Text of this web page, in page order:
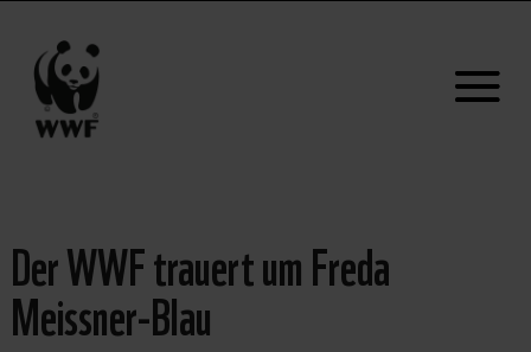
Der WWF trauert um Freda
Meissner-Blau